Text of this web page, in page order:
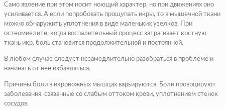
Само явление при этом носит ноющий характер, но при движениях оно
усиливается. А если попробовать прощупать икры, то в мышечной ткани
можно обнаружить уплотнения в виде маленьких узелков. При
остеомиелите, когда воспалительный процесс затрагивает костную
ткань икр, боль становится продолжительной и постоянной.
В любом случае следует незамедлительно разобраться в проблеме и
начинать от нее избавляться.
Причины боли в икроножных мышцах варьируются. Боли провоцируют
заболевания, связанные со слабым оттоком крови, уплотнением стенок
сосудов.